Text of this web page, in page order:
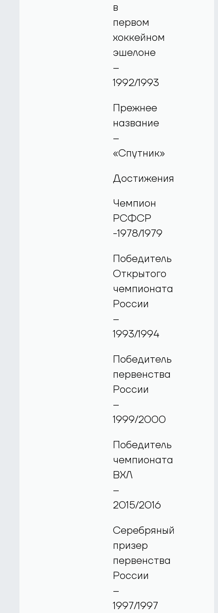
в
первом
хоккейном
эшелоне
–
1992/1993
Прежнее
название
–
«Спутник»
Достижения
Чемпион
РСФСР
-1978/1979
Победитель
Открытого
чемпионата
России
–
1993/1994
Победитель
первенства
России
–
1999/2000
Победитель
чемпионата
ВХЛ
–
2015/2016
Серебряный
призер
первенства
России
–
1997/1997